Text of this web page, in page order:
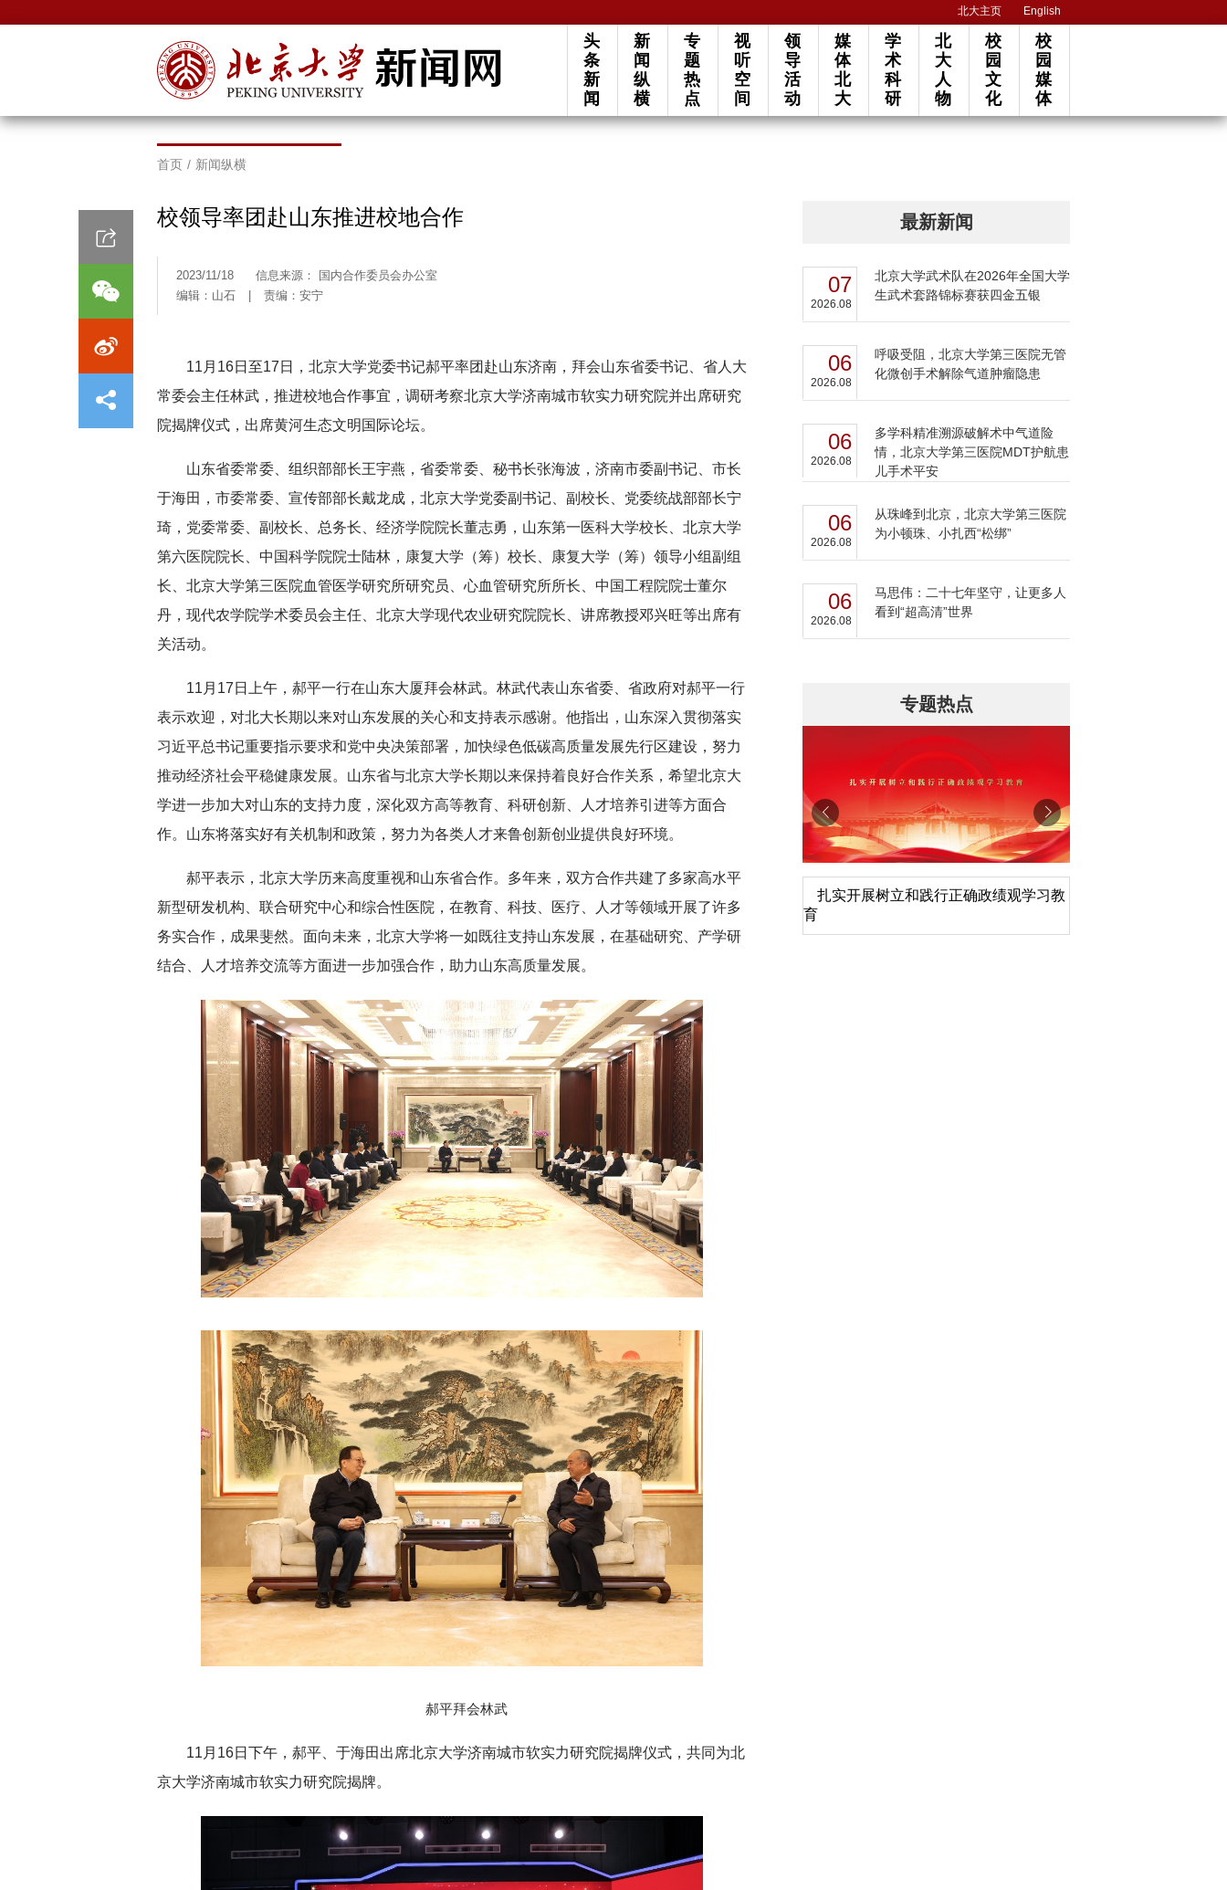
北大主页 English
头
条
新
闻
新
闻
纵
横
专
题
热
点
视
听
空
间
领
导
活
动
媒
体
北
大
学
术
科
研
北
大
人
物
校
园
文
化
校
园
媒
体
首页 / 新闻纵横
校领导率团赴山东推进校地合作
2023/11/18
信息来源： 国内合作委员会办公室
编辑：山石
责编：安宁
11月16日至17日，北京大学党委书记郝平率团赴山东济南，拜会山东省委书记、省人大
常委会主任林武，推进校地合作事宜，调研考察北京大学济南城市软实力研究院并出席研究
院揭牌仪式，出席黄河生态文明国际论坛。
山东省委常委、组织部部长王宇燕，省委常委、秘书长张海波，济南市委副书记、市长
于海田，市委常委、宣传部部长戴龙成，北京大学党委副书记、副校长、党委统战部部长宁
琦，党委常委、副校长、总务长、经济学院院长董志勇，山东第一医科大学校长、北京大学
第六医院院长、中国科学院院士陆林，康复大学（筹）校长、康复大学（筹）领导小组副组
长、北京大学第三医院血管医学研究所研究员、心血管研究所所长、中国工程院院士董尔
丹，现代农学院学术委员会主任、北京大学现代农业研究院院长、讲席教授邓兴旺等出席有
关活动。
11月17日上午，郝平一行在山东大厦拜会林武。林武代表山东省委、省政府对郝平一行
表示欢迎，对北大长期以来对山东发展的关心和支持表示感谢。他指出，山东深入贯彻落实
习近平总书记重要指示要求和党中央决策部署，加快绿色低碳高质量发展先行区建设，努力
推动经济社会平稳健康发展。山东省与北京大学长期以来保持着良好合作关系，希望北京大
学进一步加大对山东的支持力度，深化双方高等教育、科研创新、人才培养引进等方面合
作。山东将落实好有关机制和政策，努力为各类人才来鲁创新创业提供良好环境。
郝平表示，北京大学历来高度重视和山东省合作。多年来，双方合作共建了多家高水平
新型研发机构、联合研究中心和综合性医院，在教育、科技、医疗、人才等领域开展了许多
务实合作，成果斐然。面向未来，北京大学将一如既往支持山东发展，在基础研究、产学研
结合、人才培养交流等方面进一步加强合作，助力山东高质量发展。
郝平拜会林武
11月16日下午，郝平、于海田出席北京大学济南城市软实力研究院揭牌仪式，共同为北
京大学济南城市软实力研究院揭牌。
最新新闻
07
2026.08
北京大学武术队在2026年全国大学
生武术套路锦标赛获四金五银
06
2026.08
呼吸受阻，北京大学第三医院无管
化微创手术解除气道肿瘤隐患
06
2026.08
多学科精准溯源破解术中气道险
情，北京大学第三医院MDT护航患
儿手术平安
06
2026.08
从珠峰到北京，北京大学第三医院
为小顿珠、小扎西“松绑”
06
2026.08
马思伟：二十七年坚守，让更多人
看到“超高清”世界
专题热点
扎实开展树立和践行正确政绩观学习教
育